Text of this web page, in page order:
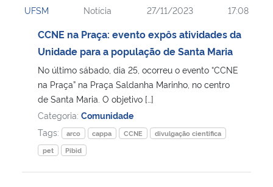
Ministério da Cidadania
Ministério de Minas e Energia
Ministério da Ciência, Tecnologia, Inovações e Comunicações
Ministério do Meio Ambiente
Ministério do Turismo
UFSM Notícia 27/11/2023 17:08
CCNE na Praça: evento expôs atividades da
Unidade para a população de Santa Maria
No último sábado, dia 25, ocorreu o evento “CCNE
na Praça” na Praça Saldanha Marinho, no centro
de Santa Maria. O objetivo […]
Categoria: Comunidade
Tags:
arco cappa CCNE
divulgação cientifica
pet
Pibid